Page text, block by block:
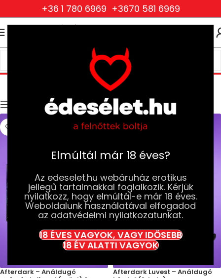
Elmúltál már 18 éves?
Az edeselet.hu webáruház erotikus
jellegű tartalmakkal foglalkozik. Kérjük
nyilatkozz, hogy elmúltál-e már 18 éves.
Weboldalunk használatával elfogadod
az adatvédelmi nyilatkozatunkat.
18 ÉVES VAGYOK, VAGY IDŐSEBB
18 ÉV ALATTI VAGYOK
+36 1 780 6969 +3670 581 6969
Anál Szexjátékok
Szexjátékok Anál Szexjátékok
Afterdark – Análdugó
Afterdark Luvest – Análdugó